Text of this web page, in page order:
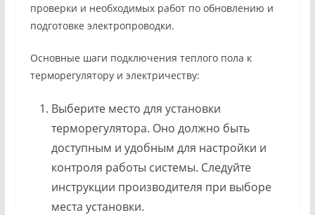
проверки и необходимых работ по обновлению и
подготовке электропроводки.
Основные шаги подключения теплого пола к
терморегулятору и электричеству:
Выберите место для установки
терморегулятора. Оно должно быть
доступным и удобным для настройки и
контроля работы системы. Следуйте
инструкции производителя при выборе
места установки.